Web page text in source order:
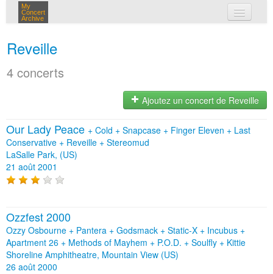
My
Concert
Archive
Reveille
4 concerts
Ajoutez un concert de Reveille
Our Lady Peace + Cold + Snapcase + Finger Eleven + Last
Conservative + Reveille + Stereomud
LaSalle Park, (US)
21 août 2001
Ozzfest 2000
Ozzy Osbourne + Pantera + Godsmack + Static‐X + Incubus +
Apartment 26 + Methods of Mayhem + P.O.D. + Soulfly + Kittie
Shoreline Amphitheatre, Mountain View (US)
26 août 2000